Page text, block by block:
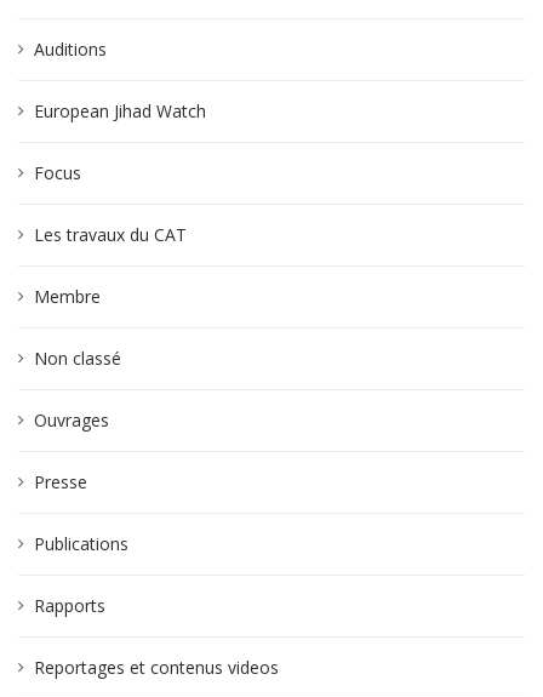
Auditions
European Jihad Watch
Focus
Les travaux du CAT
Membre
Non classé
Ouvrages
Presse
Publications
Rapports
Reportages et contenus videos